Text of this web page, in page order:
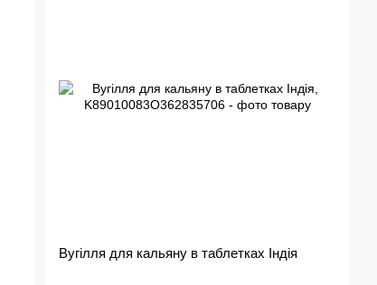
Вугілля для кальяну в таблетках Індія